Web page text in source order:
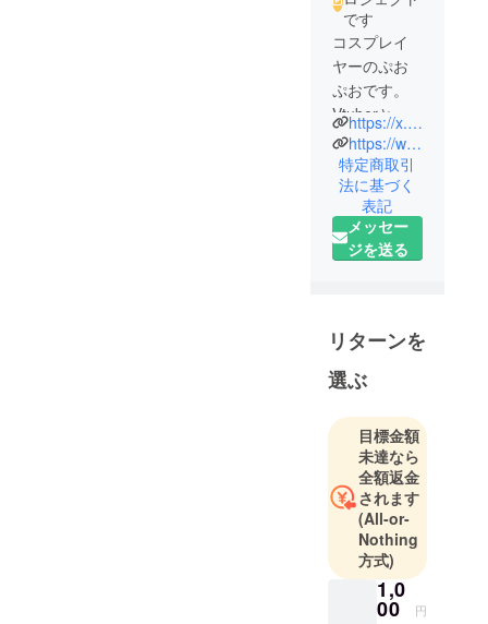
です
コスプレイ
ヤーのぷお
ぷおです。
Vtuberとし
ても活動で
きるように
今回のプロ
ジェクトを
立ち上げま
した。
なのでご支
援よろしく
お願いしま
https://x.com/puopuo_6
https://www.tiktok.com/@puopuo_6
特定商取引
法に基づく
表記
メッセー
ジを送る
リターンを
選ぶ
目標金額
未達なら
全額返金
されます
(All-or-
Nothing
方式)
1,0
00 円